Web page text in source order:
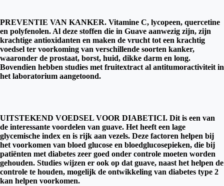
PREVENTIE VAN KANKER. Vitamine C, lycopeen, quercetine
en polyfenolen. Al deze stoffen die in Guave aanwezig zijn, zijn
krachtige antioxidanten en maken de vrucht tot een krachtig
voedsel ter voorkoming van verschillende soorten kanker,
waaronder de prostaat, borst, huid, dikke darm en long.
Bovendien hebben studies met fruitextract al antitumoractiviteit in
het laboratorium aangetoond.
UITSTEKEND VOEDSEL VOOR DIABETICI. Dit is een van
de interessante voordelen van guave. Het heeft een lage
glycemische index en is rijk aan vezels. Deze factoren helpen bij
het voorkomen van bloed glucose en bloedglucosepieken, die bij
patiënten met diabetes zeer goed onder controle moeten worden
gehouden. Studies wijzen er ook op dat guave, naast het helpen de
controle te houden, mogelijk de ontwikkeling van diabetes type 2
kan helpen voorkomen.